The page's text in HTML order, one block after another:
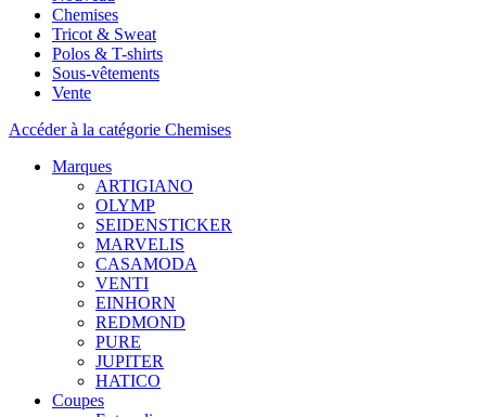
Chemises
Tricot & Sweat
Polos & T-shirts
Sous-vêtements
Vente
Accéder à la catégorie Chemises
Marques
ARTIGIANO
OLYMP
SEIDENSTICKER
MARVELIS
CASAMODA
VENTI
EINHORN
REDMOND
PURE
JUPITER
HATICO
Coupes